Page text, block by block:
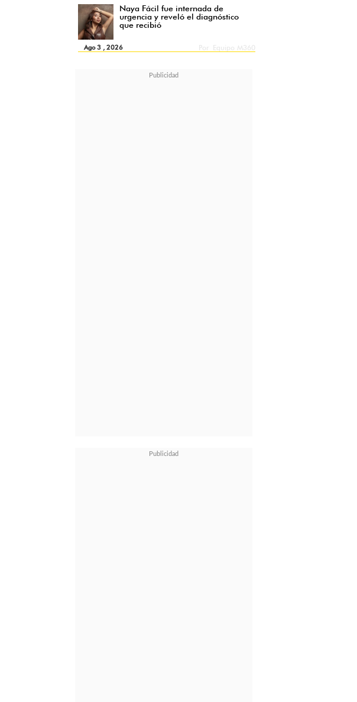
Naya Fácil fue internada de
urgencia y reveló el diagnóstico
que recibió
Ago 3 , 2026